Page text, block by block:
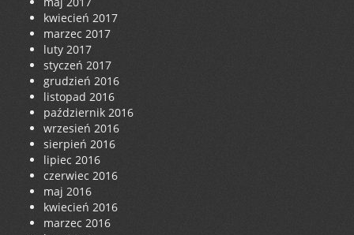
kwiecień 2017
marzec 2017
luty 2017
styczeń 2017
grudzień 2016
listopad 2016
październik 2016
wrzesień 2016
sierpień 2016
lipiec 2016
czerwiec 2016
maj 2016
kwiecień 2016
marzec 2016